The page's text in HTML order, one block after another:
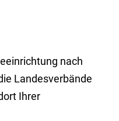
nach
Landesverbände
Ihrer